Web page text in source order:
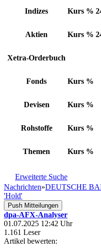
Indizes Kurs %
Aktien Kurs %
Xetra-Orderbuch
Fonds Kurs %
Devisen Kurs %
Rohstoffe Kurs %
Themen Kurs %
Erweiterte Suche
Nachrichten»DEUTSCHE
'Hold'
Push Mitteilungen
dpa-AFX-Analyser
01.07.2025 12:42 Uhr
1.161 Leser
Artikel bewerten: